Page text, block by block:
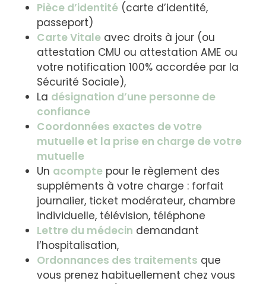
Pièce d’identité (carte d’identité,
passeport)
Carte Vitale avec droits à jour (ou
attestation CMU ou attestation AME ou
votre notification 100% accordée par la
Sécurité Sociale),
La désignation d’une personne de
confiance
Coordonnées exactes de votre
mutuelle et la prise en charge de votre
mutuelle
Un acompte pour le règlement des
suppléments à votre charge : forfait
journalier, ticket modérateur, chambre
individuelle, télévision, téléphone
Lettre du médecin demandant
l’hospitalisation,
Ordonnances des traitements que
vous prenez habituellement chez vous